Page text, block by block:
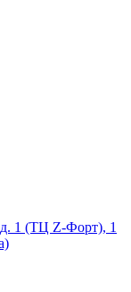
1 (ТЦ Z-Форт), 1